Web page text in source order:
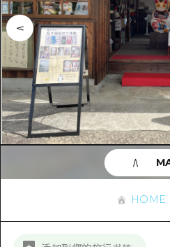
推薦
藝術
活動·廟會
美食·酒水
騎自行車
購物
運動
夜晚生活
列表
Dive!
廣島隨意旅行
廣島市內
安芸
答對了
景點
列表
廣島市內
安芸
答對了
美北
活動
即時訊息
有用的信息
列表
HOME